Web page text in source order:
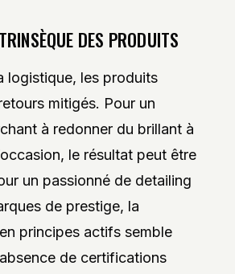
DES PRODUITS
logistique, les produits
mitigés. Pour un
à redonner du brillant à
le résultat peut être
un passionné de detailing
de prestige, la
principes actifs semble
de certifications